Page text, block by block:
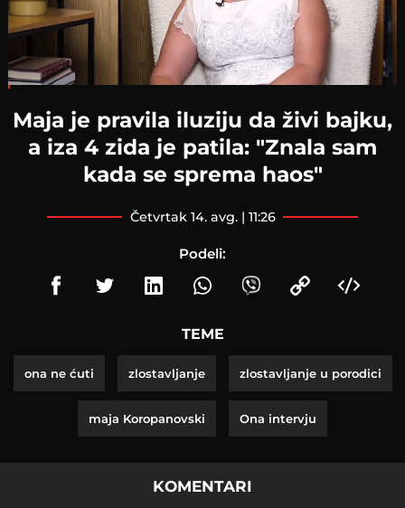
Maja je pravila iluziju da živi bajku,
a iza 4 zida je patila: "Znala sam
kada se sprema haos"
četvrtak 14. avg. | 11:26
Podeli:
TEME
ona ne ćuti zlostavljanje zlostavljanje u porodici
maja Koropanovski Ona intervju
KOMENTARI